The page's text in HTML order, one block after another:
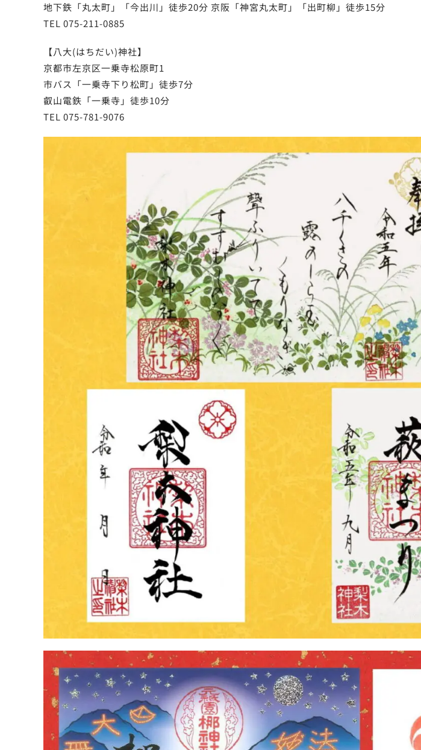
地下鉄「丸太町」「今出川」徒歩20分 京阪「神宮丸太町」「出町柳」徒歩15分
TEL 075-211-0885
【八大(はちだい)神社】
京都市左京区一乗寺松原町1
市バス「一乗寺下り松町」徒歩7分
叡山電鉄「一乗寺」徒歩10分
TEL 075-781-9076